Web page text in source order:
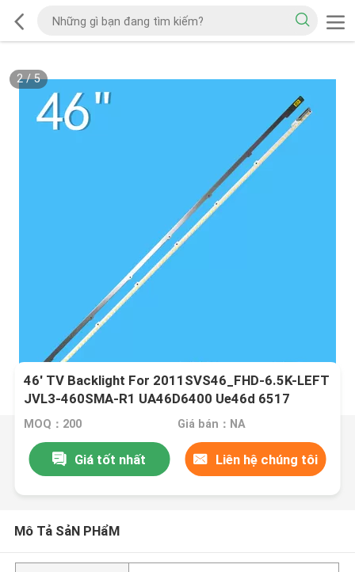
2/5
46' TV Backlight For 2011SVS46_FHD-6.5K-LEFT
JVL3-460SMA-R1 UA46D6400 Ue46d 6517
MOQ：200 Giá bán：NA
Giá tốt nhất Liên hệ chúng tôi
Mô Tả SảN PHẩM